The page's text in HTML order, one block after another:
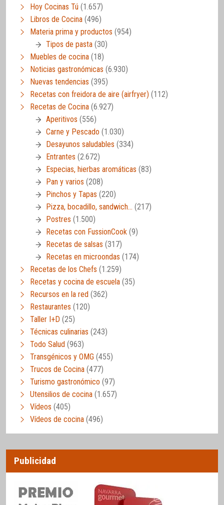
Hoy Cocinas Tú (1.657)
Libros de Cocina (496)
Materia prima y productos (954)
Tipos de pasta (30)
Muebles de cocina (18)
Noticias gastronómicas (6.930)
Nuevas tendencias (395)
Recetas con freidora de aire (airfryer) (112)
Recetas de Cocina (6.927)
Aperitivos (556)
Carne y Pescado (1.030)
Desayunos saludables (334)
Entrantes (2.672)
Especias, hierbas aromáticas (83)
Pan y varios (208)
Pinchos y Tapas (220)
Pizza, bocadillo, sandwich… (217)
Postres (1.500)
Recetas con FussionCook (9)
Recetas de salsas (317)
Recetas en microondas (174)
Recetas de los Chefs (1.259)
Recetas y cocina de escuela (35)
Recursos en la red (362)
Restaurantes (120)
Taller I+D (25)
Técnicas culinarias (243)
Todo Salud (963)
Transgénicos y OMG (455)
Trucos de Cocina (477)
Turismo gastronómico (97)
Utensilios de cocina (1.657)
Vídeos (405)
Vídeos de cocina (496)
Publicidad